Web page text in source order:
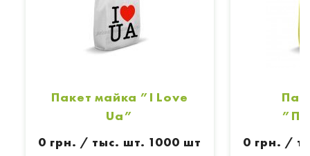
Пакет майка ”I Love
Ua”
0 грн. / тыс. шт. 1000 шт
0 грн. /